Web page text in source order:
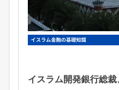
イスラム開発銀行総